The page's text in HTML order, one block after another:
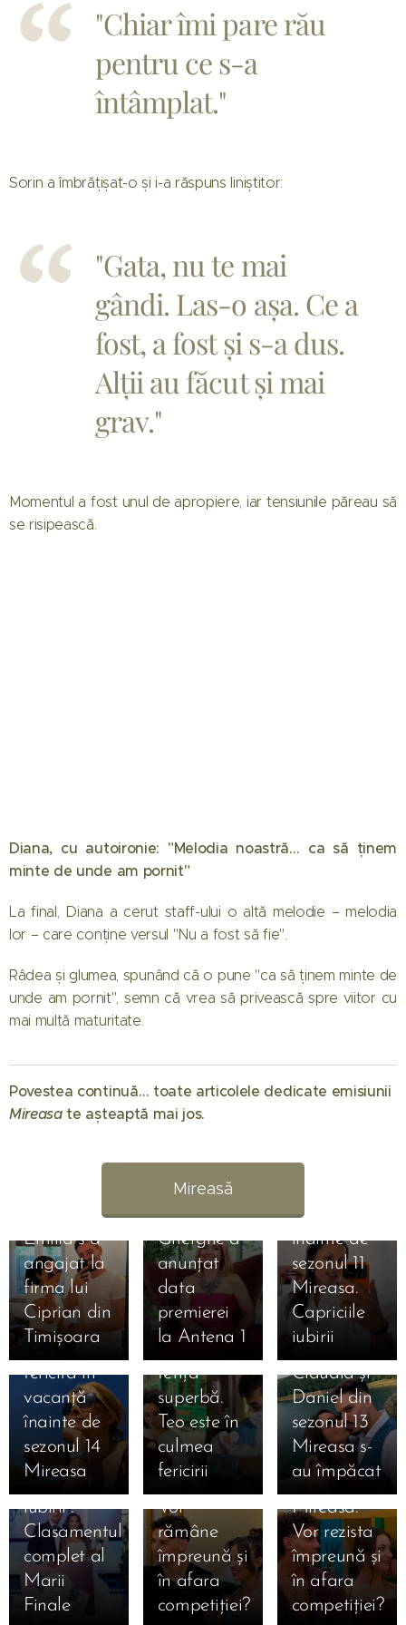
"Chiar îmi pare rău
pentru ce s-a
întâmplat."
Sorin a îmbrățișat-o și i-a răspuns liniștitor:
"Gata, nu te mai
gândi. Las-o așa. Ce a
fost, a fost și s-a dus.
Alții au făcut și mai
grav."
Momentul a fost unul de apropiere, iar tensiunile păreau să
se risipească.
Diana, cu autoironie: "Melodia noastră… ca să ținem
minte de unde am pornit"
La final, Diana a cerut staff-ului o altă melodie – melodia
lor – care conține versul "Nu a fost să fie".
Râdea și glumea, spunând că o pune "ca să ținem minte de
unde am pornit", semn că vrea să privească spre viitor cu
mai multă maturitate.
Povestea continuă… toate articolele dedicate emisiunii
Mireasate așteaptă mai jos. 💖
Mireasă
Emilia s-a
angajat la
firma lui
Ciprian din
Timișoara
Când
începe
Mireasa
Regatul
inimii.
Simona
Gherghe a
anunțat
data
premierei
la Antena 1
Preda se
vacanță
înainte de
sezonul 11
Mireasa.
Capriciile
iubirii
31.07.2026
Simona
Gherghe,
extrem de
fericită în
vacanță
înainte de
sezonul 14
Mireasa
31.07.2026
Liliana din
sezonul 11
Mireasa a
născut o
fetiță
superbă.
Teo este în
culmea
fericirii
Claudia și
Daniel din
sezonul 13
Mireasa s-
au împăcat
17.07.2026
Ema și
Alan au
câștigat
Mireasa,
sezonul 13
„Meciul
iubirii”.
Clasamentul
complet al
Marii
Finale
16.07.2026
Daniela și
Mihai
după
Mireasa.
Vor
rămâne
împreună și
în afara
competiției?
16.07.2026
Denis și
Bianca
după
Mireasa.
Vor rezista
împreună și
în afara
competiției?
16.07.2026
Ioana din
sezonul 8
Mireasa și-
16.07.2026
Bia și-a
ales
favoriții
pentru
marea
16.07.2026
Mihaela a
anunțat că
a divorțat
oficial de
Ștefan:
„Urmează